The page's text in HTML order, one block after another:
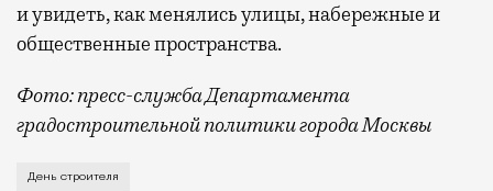
и увидеть, как менялись улицы, набережные и
общественные пространства.
Фото: пресс-служба Департамента
градостроительной политики города Москвы
В этом году профессиональный праздник День
День строителя